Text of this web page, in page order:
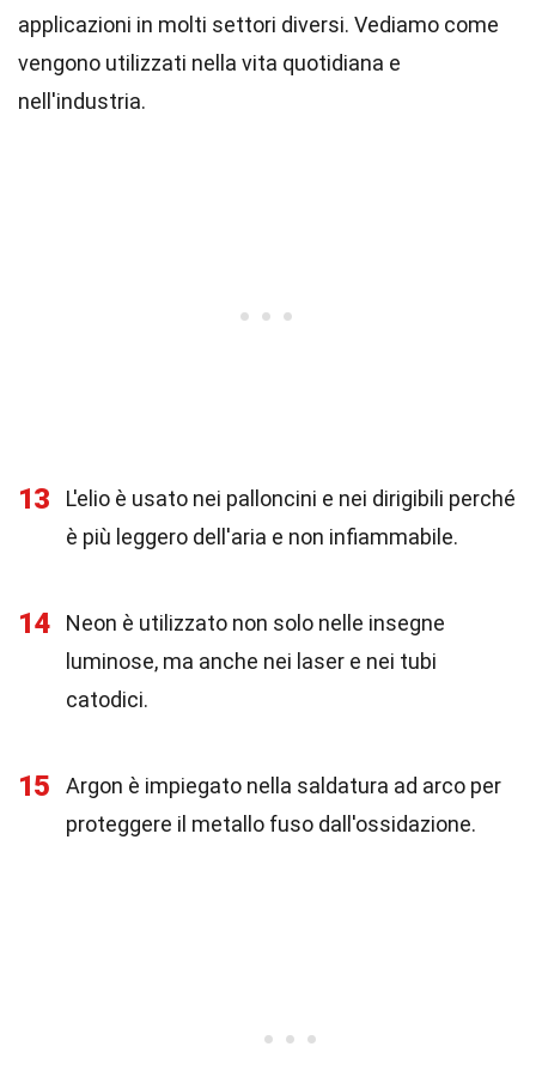
applicazioni in molti settori diversi. Vediamo come
vengono utilizzati nella vita quotidiana e
nell'industria.
13
L'elio è usato nei palloncini e nei dirigibili perché
è più leggero dell'aria e non infiammabile.
14
Neon è utilizzato non solo nelle insegne
luminose, ma anche nei laser e nei tubi
catodici.
15
Argon è impiegato nella saldatura ad arco per
proteggere il metallo fuso dall'ossidazione.